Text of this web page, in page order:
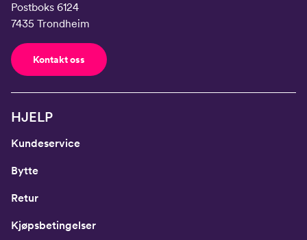
Postboks 6124
7435 Trondheim
Kontakt oss
HJELP
Kundeservice
Bytte
Retur
Kjøpsbetingelser